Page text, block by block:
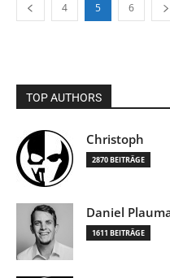
4 5 6
TOP AUTHORS
Christoph
2870 BEITRÄGE
Daniel
1611 BEITRÄGE